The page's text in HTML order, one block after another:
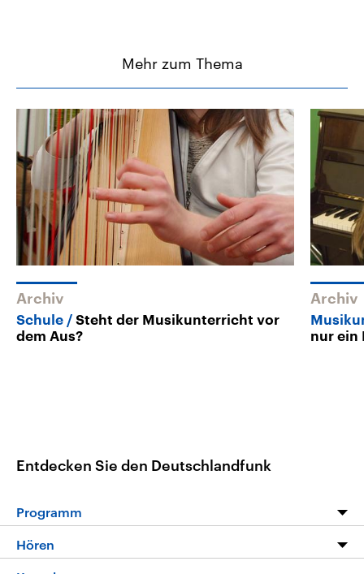
Mehr zum Thema
Archiv
Schule
Steht der Musikunterricht vor
dem Aus?
Archiv
nur ein
Entdecken Sie den Deutschlandfunk
Programm
Programm
Hören